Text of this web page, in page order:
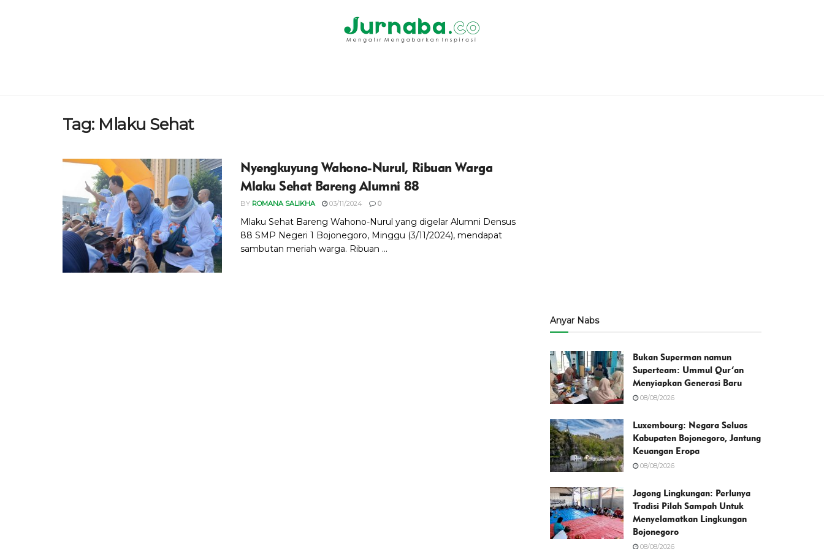
Tag: Mlaku Sehat
Nyengkuyung Wahono-Nurul, Ribuan Warga
Mlaku Sehat Bareng Alumni 88
BY ROMANA SALIKHA 03/11/2024 0
Mlaku Sehat Bareng Wahono-Nurul yang digelar Alumni Densus
88 SMP Negeri 1 Bojonegoro, Minggu (3/11/2024), mendapat
sambutan meriah warga. Ribuan ...
Anyar Nabs
Bukan Superman namun
Superteam: Ummul Qur’an
Menyiapkan Generasi Baru
08/08/2026
Luxembourg: Negara Seluas
Kabupaten Bojonegoro, Jantung
Keuangan Eropa
08/08/2026
Jagong Lingkungan: Perlunya
Tradisi Pilah Sampah Untuk
Menyelamatkan Lingkungan
Bojonegoro
08/08/2026